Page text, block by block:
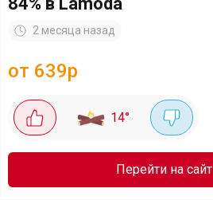
2 месяца назад
от 639р
14°
Перейти на сайт